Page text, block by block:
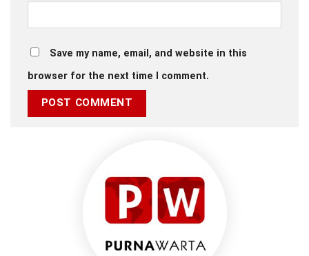
Save my name, email, and website in this
browser for the next time I comment.